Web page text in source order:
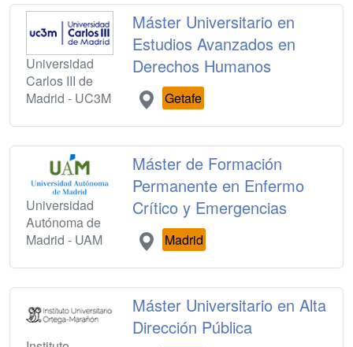
Universidad
Carlos III de
Madrid - UC3M
Máster Universitario en
Estudios Avanzados en
Derechos Humanos
Getafe
Universidad
Autónoma de
Madrid - UAM
Máster de Formación
Permanente en Enfermo
Crítico y Emergencias
Madrid
Máster Universitario en Alta
Dirección Pública